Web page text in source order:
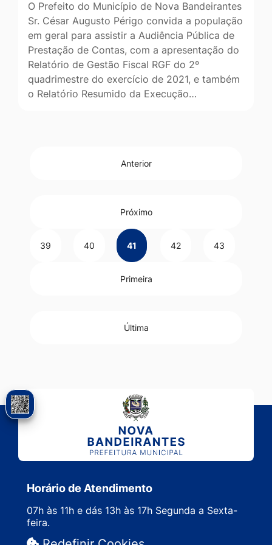
O Prefeito do Município de Nova Bandeirantes
Sr. César Augusto Périgo convida a população
em geral para assistir a Audiência Pública de
Prestação de Contas, com a apresentação do
Relatório de Gestão Fiscal RGF do 2º
quadrimestre do exercício de 2021, e também
o Relatório Resumido da Execução…
Primeira
Anterior
39 40 41 42 43
Próximo
Última
Horário de Atendimento
07h às 11h e dás 13h às 17h Segunda a Sexta-
feira.